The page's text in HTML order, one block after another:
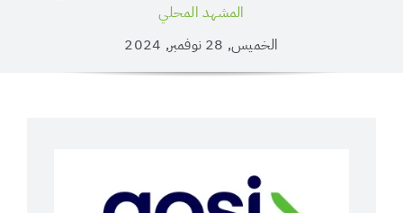
المشهد المحلي
الخميس, 28 نوفمبر, 2024